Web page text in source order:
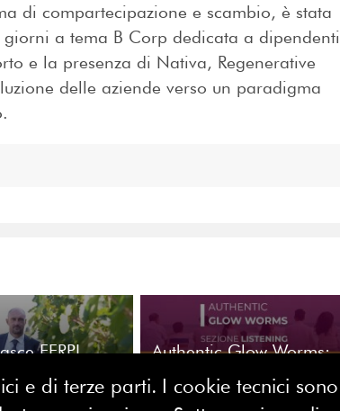
di compartecipazione e scambio, è stata
a tema B Corp dedicata a dipendenti
e la presenza di Nativa, Regenerative
delle aziende verso un paradigma
FERPI
Authentic Glow Worms:
dialogo tra educazione
e di terze parti. I cookie tecnici